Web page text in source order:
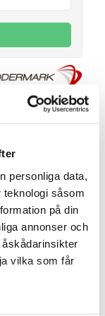
personliga data,
såsom
på din
annonser och
vilka som får